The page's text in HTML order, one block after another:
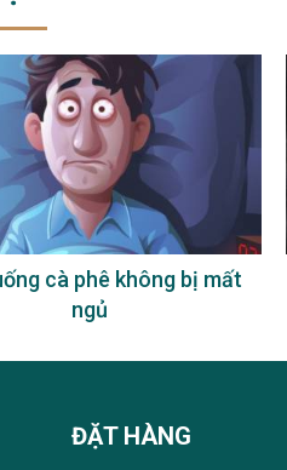
cà phê không bị mất
ngủ
ĐẶT HÀNG